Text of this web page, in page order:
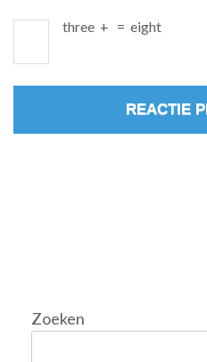
three + = eight
Zoeken